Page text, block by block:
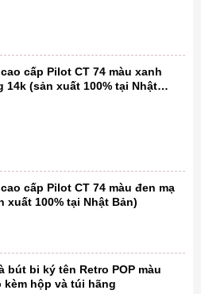
cấp Pilot CT 74 màu xanh
14k (sản xuất 100% tại Nhật
cấp Pilot CT 74 màu đen mạ
xuất 100% tại Nhật Bản)
bút bi ký tên Retro POP màu
kèm hộp và túi hãng